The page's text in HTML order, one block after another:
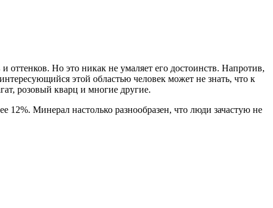
Но это никак не умаляет его достоинств. Напротив,
этой областью человек может не знать, что к
розовый кварц и многие другие.
12%. Минерал настолько разнообразен, что люди зачастую не